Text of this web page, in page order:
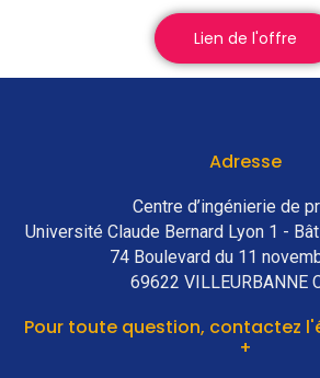
Lien de l'offre
Adresse
Centre d’ingénierie de
Université Claude Bernard Lyon 1 -
74 Boulevard du 11
69622 VILLEURBANNE
Pour toute question, contactez
+